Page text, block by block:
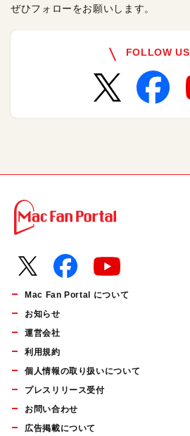
ぜひフォローをお願いします。
FOLLOW US
Mac Fan Portal について
お知らせ
運営会社
利用規約
個人情報の取り扱いについて
プレスリリース受付
お問い合わせ
広告掲載について